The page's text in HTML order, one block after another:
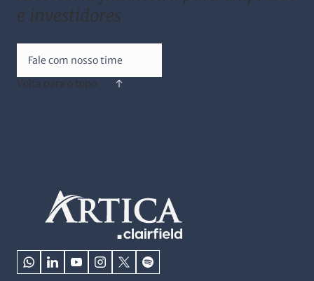
e investidores
Fale com nosso time
Volta para o topo